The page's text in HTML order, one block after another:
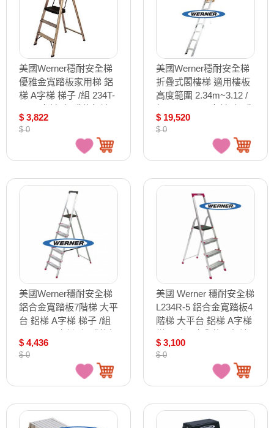
美國Werner穩耐安全梯
優雅金寬踏板家用梯 鋁
梯 A字梯 梯子 /組 234T-
退換貨）
$ 3,822
$ 0
美國Werner穩耐安全梯
折疊式閣樓梯 適用樓板
高度範圍 2.34m~3.12 /
後無法退換貨）
$ 19,520
$ 0
美國Werner穩耐安全梯
鋁合金寬踏板7階梯 大平
台 鋁梯 A字梯 梯子 /組
法退換貨）
$ 4,436
$ 0
美國 Werner 穩耐安全梯
L234R-5 鋁合金寬踏板4
階梯 大平台 鋁梯 A字梯
退換貨，請下單確認好
尺寸規格)
$ 3,100
$ 0